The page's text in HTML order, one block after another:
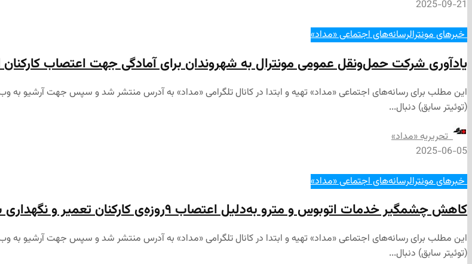
2025-09-21
‌ خبرهای مونترالرسانه‌های اجتماعی «مداد»
یادآوری شرکت حمل‌ونقل عمومی مونترال به شهروندان برای آمادگی جهت اعتصاب کارکنان STM
(توئیتر سابق) دنبال...
‌ تحریریه «مداد»
2025-06-05
‌ خبرهای مونترالرسانه‌های اجتماعی «مداد»
کاهش چشمگیر خدمات اتوبوس و مترو به‌دلیل اعتصاب ۹روزه‌ی کارکنان تعمیر و نگهداری شرکت حمل‌ونقل مونترال
(توئیتر سابق) دنبال...